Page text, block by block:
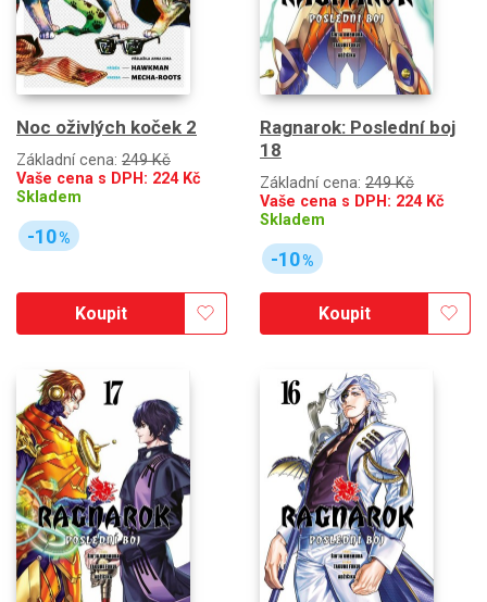
Noc oživlých koček 2
Základní cena: 249 Kč
Vaše cena s DPH: 224Kč
Skladem
-10%
Koupit
Ragnarok: Poslední boj
18
Základní cena: 249 Kč
Vaše cena s DPH: 224Kč
Skladem
-10%
Koupit